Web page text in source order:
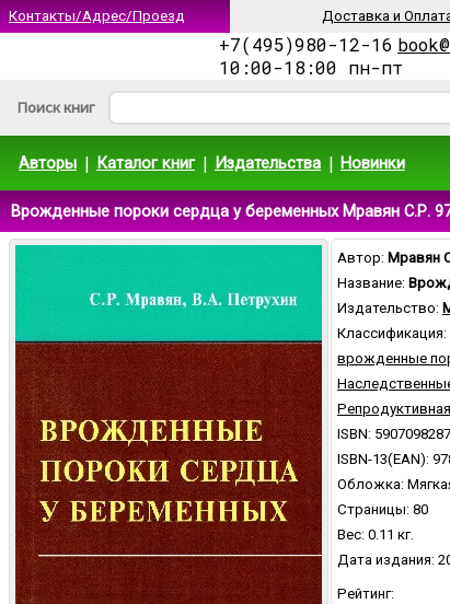
Контакты/Адрес/Проезд Доставка и
+7(495)980-12-16
10:00-18:00 пн-пт
Поиск книг
Авторы | Каталог книг | Издательства | Новинки
Врожденные пороки сердца у беременных Мравян С.Р.
Автор: Мравян
Название:
Издательство:
Классификация:
врожденные
ISBN: 5907098287
ISBN-13(EAN):
Обложка:
Страницы: 80
Вес: 0.11 кг.
Дата издания:
Рейтинг: